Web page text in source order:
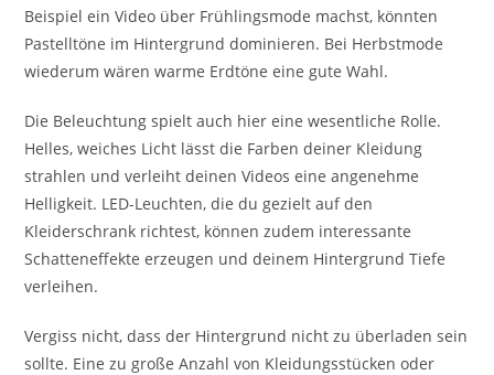
Beispiel ein Video über Frühlingsmode machst, könnten
Pastelltöne im Hintergrund dominieren. Bei Herbstmode
wiederum wären warme Erdtöne eine gute Wahl.
Die Beleuchtung spielt auch hier eine wesentliche Rolle.
Helles, weiches Licht lässt die Farben deiner Kleidung
strahlen und verleiht deinen Videos eine angenehme
Helligkeit. LED-Leuchten, die du gezielt auf den
Kleiderschrank richtest, können zudem interessante
Schatteneffekte erzeugen und deinem Hintergrund Tiefe
verleihen.
Vergiss nicht, dass der Hintergrund nicht zu überladen sein
sollte. Eine zu große Anzahl von Kleidungsstücken oder